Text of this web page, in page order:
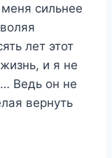
сильнее
лет этот
и я не
Ведь он не
вернуть